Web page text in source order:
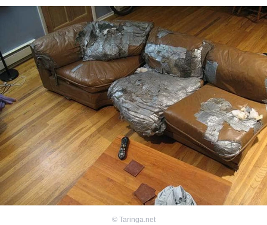
© Taringa.net